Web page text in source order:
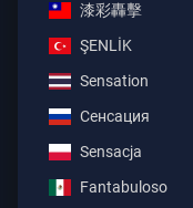
漆彩轟擊
ŞENLİK
Sensation
Сенсация
Sensacja
Fantabuloso